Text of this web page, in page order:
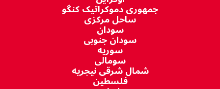
جمهوری دموکراتیک کنگو
ساحل مرکزی
سودان
سودان جنوبی
سوریه
سومالی
شمال شرقی نیجریه
فلسطین